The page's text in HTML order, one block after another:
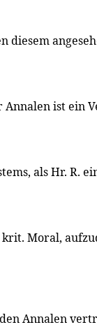
diesem
ist ein
als Hr. R.
Moral,
Annalen